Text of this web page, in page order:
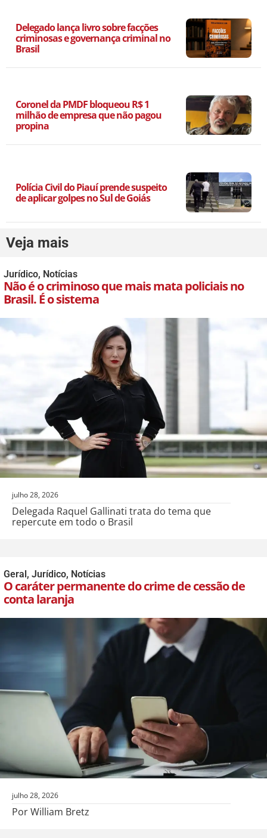
Delegado lança livro sobre facções
criminosas e governança criminal no
Brasil
Coronel da PMDF bloqueou R$ 1
milhão de empresa que não pagou
propina
Polícia Civil do Piauí prende suspeito
de aplicar golpes no Sul de Goiás
Veja mais
Jurídico, Notícias
Não é o criminoso que mais mata policiais no
Brasil. É o sistema
julho 28, 2026
Delegada Raquel Gallinati trata do tema que
repercute em todo o Brasil
Geral , Jurídico, Notícias
O caráter permanente do crime de cessão de
conta laranja
julho 28, 2026
Por William Bretz